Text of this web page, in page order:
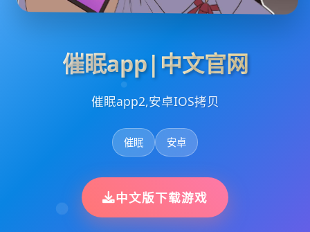
催眠app|中文官网
催眠app2,安卓IOS拷贝
催眠 安卓
中文版下载游戏